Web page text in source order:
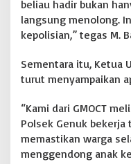
a
w
,
G
C
T
A
p
beliau hadir bukan
langsung menolong.
kepolisian,” tegas M.
Sementara itu, Ketua
turut menyampaikan
“Kami dari GMOCT
Polsek Genuk bekerja
memastikan warga
menggendong anak